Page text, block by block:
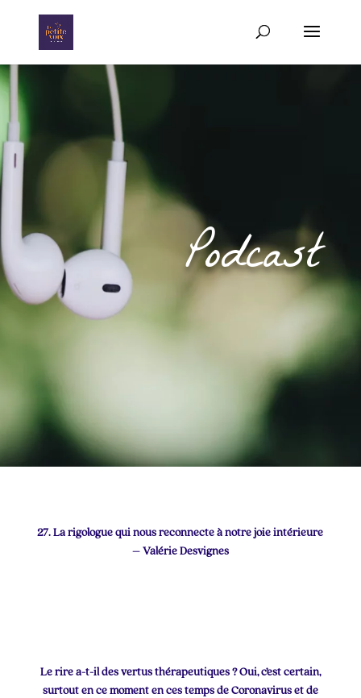
Podcast
27. La rigologue qui nous reconnecte à notre joie intérieure
– Valérie Desvignes
Le rire a-t-il des vertus thérapeutiques ? Oui, c’est certain,
surtout en ce moment en ces temps de Coronavirus et de